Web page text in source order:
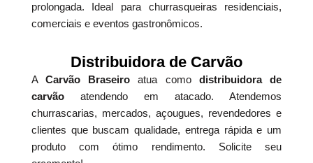
prolongada. Ideal para churrasqueiras residenciais,
comerciais e eventos gastronômicos.
Distribuidora de Carvão
ACarvão Braseiro atua como distribuidora de
carvãoatendendo em atacado. Atendemos
churrascarias, mercados, açougues, revendedores e
clientes que buscam qualidade, entrega rápida e um
produto com ótimo rendimento. Solicite seu